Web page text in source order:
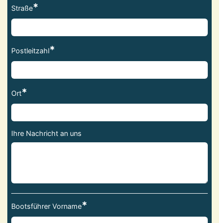
Straße*
Postleitzahl*
Ort*
Ihre Nachricht an uns
Bootsführer Vorname*